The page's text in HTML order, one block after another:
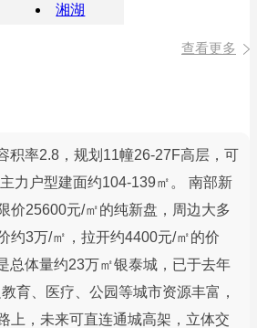
湘湖
查看更多
积率2.8，规划11幢26-27F高层，可
力户型建面约104-139㎡。 南部新
价25600元/㎡的纯新盘，周边大多
约3万/㎡，拉开约4400元/㎡的价
总体量约23万㎡银泰城，已于去年
育、医疗、公园等城市资源丰富，
上，未来可直连通城高架，立体交